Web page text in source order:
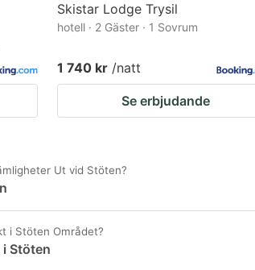
Skistar Lodge Trysil
hotell · 2 Gäster · 1 Sovrum
1 740 kr /natt
Se erbjudande
Ut vid Stöten?
i Stöten Området?
Stöten